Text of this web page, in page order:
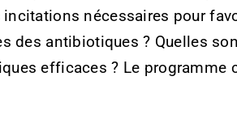
nécessaires pour
des antibiotiques ? Quelles
efficaces ? Le programme